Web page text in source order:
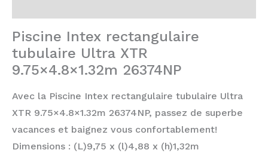
Piscine Intex rectangulaire
tubulaire Ultra XTR
9.75×4.8×1.32m 26374NP
Avec la Piscine Intex rectangulaire tubulaire Ultra
XTR 9.75×4.8×1.32m 26374NP, passez de superbe
vacances et baignez vous confortablement!
Dimensions : (L)9,75 x (l)4,88 x (h)1,32m